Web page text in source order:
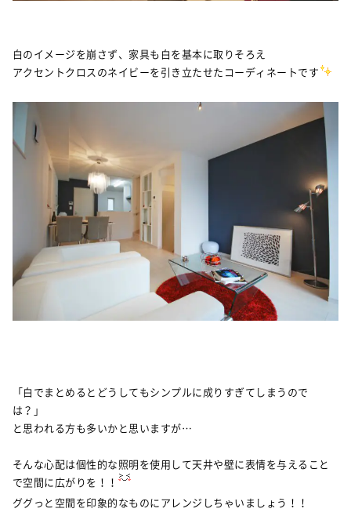
白のイメージを崩さず、家具も白を基本に取りそろえ
アクセントクロスのネイビーを引き立たせたコーディネートです
「白でまとめるとどうしてもシンプルに成りすぎてしまうので
は？」
と思われる方も多いかと思いますが…
そんな心配は個性的な照明を使用して天井や壁に表情を与えること
で空間に広がりを！！
ググっと空間を印象的なものにアレンジしちゃいましょう！！